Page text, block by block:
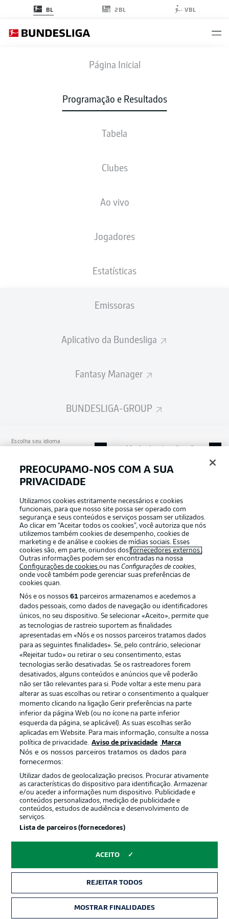
BL 2BL VBL
Página Inicial
Programação e Resultados
Tabela
Clubes
Ao vivo
Jogadores
Estatísticas
Emissoras
Aplicativo da Bundesliga
Fantasy Manager
BUNDESLIGA-GROUP
Escolha seu idioma
Login
HSV S04
ESCALAÇÕES
sex., 11.12.2026 - dom., 13.12.2026
Publicidade
Football as it’s meant to be
APLICATIVO DA BUNDESLIGA
Oferecido por
Gerir preferências Aviso de privacidade
Emissoras
Trabalhe conosco Marca
PREOCUPAMO-NOS COM A SUA
PRIVACIDADE
Utilizamos cookies estritamente necessários e cookies
funcionais, para que nosso site possa ser operado com
segurança e seus conteúdos e serviços possam ser utilizados.
Ao clicar em “Aceitar todos os cookies”, você autoriza que nós
utilizemos também cookies de desempenho, cookies de
marketing e de análise e cookies de mídias sociais. Esses
cookies são, em parte, oriundos dosfornecedores externos .
Outras informações podem ser encontradas na nossa
Configurações de cookiesou nasConfigurações de cookies,
onde você também pode gerenciar suas preferências de
cookies quan.
Nós e os nossos61 parceiros armazenamos e acedemos a
dados pessoais, como dados de navegação ou identificadores
únicos, no seu dispositivo. Se selecionar «Aceito», permite que
as tecnologias de rastreio suportem as finalidades
apresentadas em «Nós e os nossos parceiros tratamos dados
para as seguintes finalidades». Se, pelo contrário, selecionar
«Rejeitar tudo» ou retirar o seu consentimento, estas
tecnologias serão desativadas. Se os rastreadores forem
desativados, alguns conteúdos e anúncios que vê poderão
não ser tão relevantes para si. Pode voltar a este menu para
alterar as suas escolhas ou retirar o consentimento a qualquer
momento clicando na ligação Gerir preferências na parte
inferior da página Web (ou no ícone na parte inferior
esquerda da página, se aplicável). As suas escolhas serão
aplicadas em Website. Para mais informação, consulte a nossa
política de privacidade. Aviso de privacidade Marca
Nós e os nossos parceiros tratamos os dados para
fornecermos:
Utilizar dados de geolocalização precisos. Procurar ativamente
as características do dispositivo para identificação. Armazenar
e/ou aceder a informações num dispositivo. Publicidade e
conteúdos personalizados, medição de publicidade e
conteúdos, estudos de audiência e desenvolvimento de
serviços.
Lista de parceiros (fornecedores)
ACEITO
REJEITAR TODOS
MOSTRAR FINALIDADES